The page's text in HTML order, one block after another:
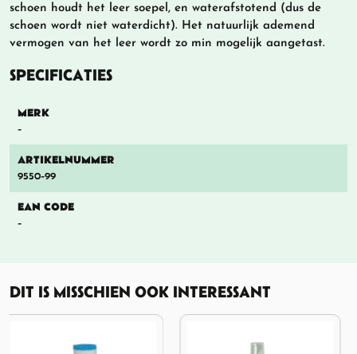
schoen houdt het leer soepel, en waterafstotend (dus de
schoen wordt niet waterdicht). Het natuurlijk ademend
vermogen van het leer wordt zo min mogelijk aangetast.
SPECIFICATIES
MERK
-
ARTIKELNUMMER
9550-99
EAN CODE
-
DIT IS MISSCHIEN OOK INTERESSANT